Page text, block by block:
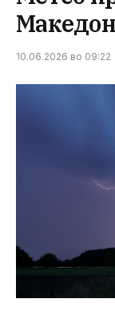
10.06.2026 во 09:22